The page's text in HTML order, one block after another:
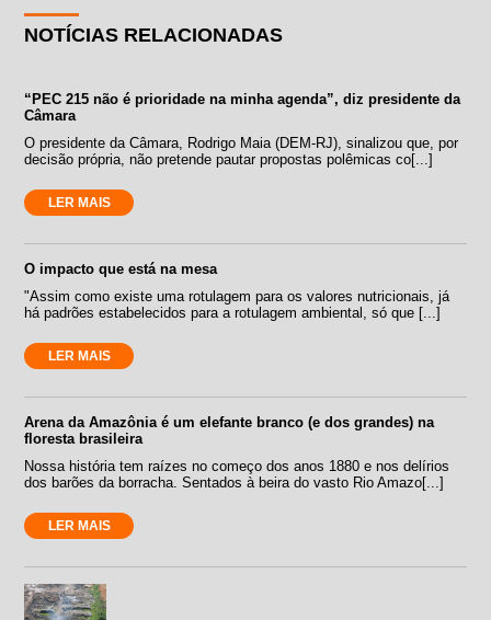
NOTÍCIAS RELACIONADAS
“PEC 215 não é prioridade na minha agenda”, diz presidente da
Câmara
O presidente da Câmara, Rodrigo Maia (DEM-RJ), sinalizou que, por
decisão própria, não pretende pautar propostas polêmicas co[...]
LER MAIS
O impacto que está na mesa
"Assim como existe uma rotulagem para os valores nutricionais, já
há padrões estabelecidos para a rotulagem ambiental, só que [...]
LER MAIS
Arena da Amazônia é um elefante branco (e dos grandes) na
floresta brasileira
Nossa história tem raízes no começo dos anos 1880 e nos delírios
dos barões da borracha. Sentados à beira do vasto Rio Amazo[...]
LER MAIS